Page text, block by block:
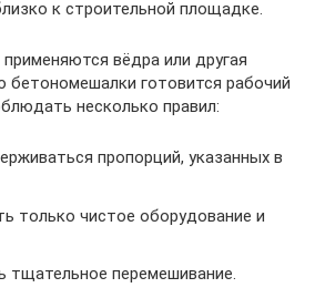
к строительной площадке.
вёдра или другая
готовится рабочий
несколько правил:
пропорций, указанных в
только чистое оборудование и
тщательное перемешивание.